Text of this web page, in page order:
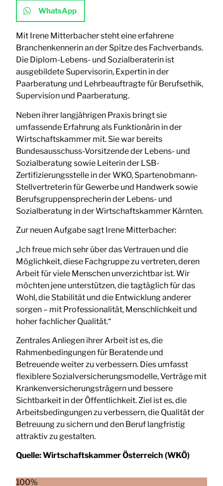
WhatsApp
Mit Irene Mitterbacher steht eine erfahrene
Branchenkennerin an der Spitze des Fachverbands.
Die Diplom-Lebens- und Sozialberaterin ist
ausgebildete Supervisorin, Expertin in der
Paarberatung und Lehrbeauftragte für Berufsethik,
Supervision und Paarberatung.
Neben ihrer langjährigen Praxis bringt sie
umfassende Erfahrung als Funktionärin in der
Wirtschaftskammer mit. Sie war bereits
Bundesausschuss-Vorsitzende der Lebens- und
Sozialberatung sowie Leiterin der LSB-
Zertifizierungsstelle in der WKO, Spartenobmann-
Stellvertreterin für Gewerbe und Handwerk sowie
Berufsgruppensprecherin der Lebens- und
Sozialberatung in der Wirtschaftskammer Kärnten.
Zur neuen Aufgabe sagt Irene Mitterbacher:
„Ich freue mich sehr über das Vertrauen und die
Möglichkeit, diese Fachgruppe zu vertreten, deren
Arbeit für viele Menschen unverzichtbar ist. Wir
möchten jene unterstützen, die tagtäglich für das
Wohl, die Stabilität und die Entwicklung anderer
sorgen – mit Professionalität, Menschlichkeit und
hoher fachlicher Qualität.“
Zentrales Anliegen ihrer Arbeit ist es, die
Rahmenbedingungen für Beratende und
Betreuende weiter zu verbessern. Dies umfasst
flexiblere Sozialversicherungsmodelle, Verträge mit
Krankenversicherungsträgern und bessere
Sichtbarkeit in der Öffentlichkeit. Ziel ist es, die
Arbeitsbedingungen zu verbessern, die Qualität der
Betreuung zu sichern und den Beruf langfristig
attraktiv zu gestalten.
Quelle:Wirtschaftskammer Österreich (WKÖ)
100%